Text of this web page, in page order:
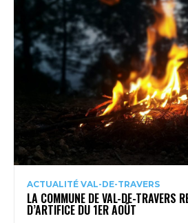
ACTUALITÉ VAL-DE-TRAVERS
LA COMMUNE DE VAL-DE-TRAVERS
D’ARTIFICE DU 1ER AOÛT